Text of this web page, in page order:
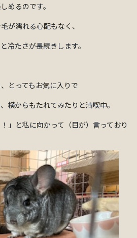
めるのです。
が濡れる心配もなく、
冷たさが長続きします。
とってもお気に入りで
横からもたれてみたりと満喫中。
」と私に向かって（目が）言っており